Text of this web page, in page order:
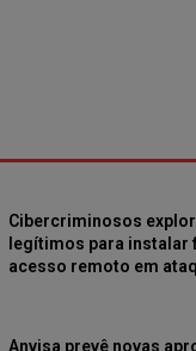
Cibercriminosos
legítimos para instalar
acesso remoto em
Anvisa prevê novas